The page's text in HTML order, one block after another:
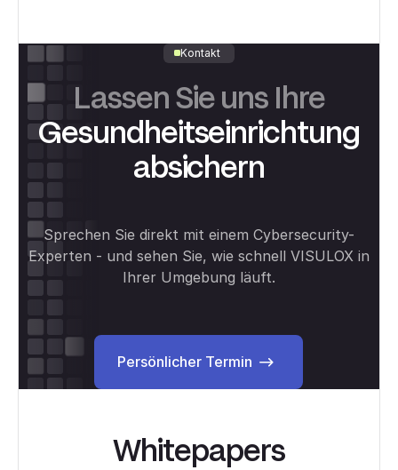
Kontakt
Lassen Sie uns Ihre
Gesundheitseinrichtung
absichern
Sprechen Sie direkt mit einem Cybersecurity-
Experten - und sehen Sie, wie schnell VISULOX in
Ihrer Umgebung läuft.
Persönlicher Termin
Persönlicher Termin
Whitepapers